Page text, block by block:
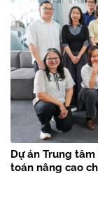
Dự án Trung tâm
toán nâng cao